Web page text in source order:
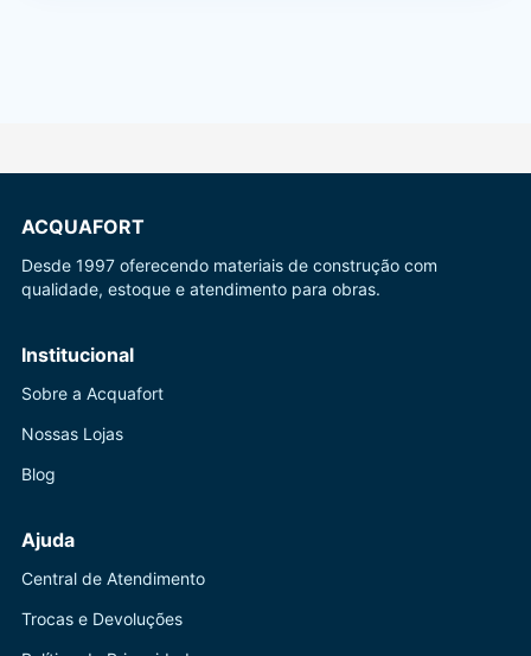
ACQUAFORT
Desde 1997 oferecendo materiais de construção com
qualidade, estoque e atendimento para obras.
Institucional
Sobre a Acquafort
Nossas Lojas
Blog
Ajuda
Central de Atendimento
Trocas e Devoluções